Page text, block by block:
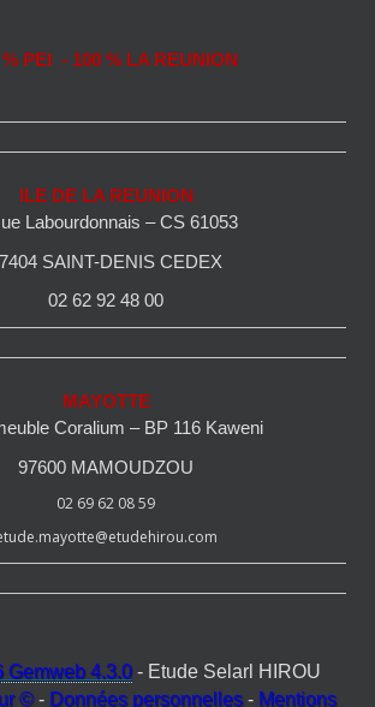
% PEI - 100 % LA REUNION
ILE DE LA REUNION
Labourdonnais – CS 61053
SAINT-DENIS CEDEX
02 62 92 48 00
MAYOTTE
Coralium – BP 116 Kaweni
97600 MAMOUDZOU
02 69 62 08 59
Gemweb 4.3.0- Etude Selarl HIROU
© - Données personnelles - Mentions